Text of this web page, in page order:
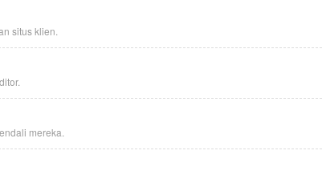
situs klien.
mereka.